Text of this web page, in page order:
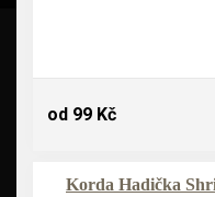
od 99 Kč
Korda Hadička